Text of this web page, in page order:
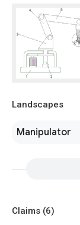
Landscapes
Manipulator
Claims (6)